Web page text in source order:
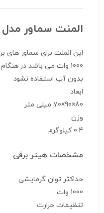
المنت سماور مدل
این المنت برای سماور های
1000 وات می باشد در
بدون آب استفاده نشود
ابعاد
80×90×70 میلی متر
وزن
0.4 کیلوگرم
مشخصات هیتر برقی
حداکثر توان گرمایشی
1000 وات
تنظیمات حرارت